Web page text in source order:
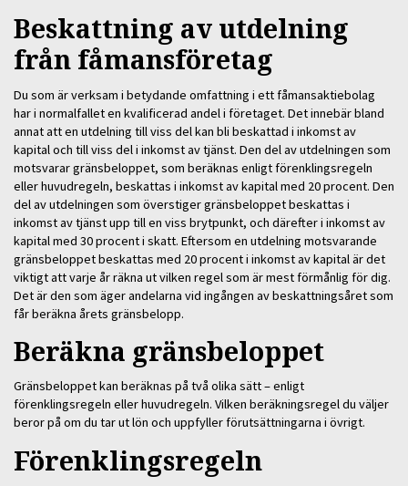
Beskattning av utdelning
från fåmansföretag
Du som är verksam i betydande omfattning i ett fåmansaktiebolag
har i normalfallet en kvalificerad andel i företaget. Det innebär bland
annat att en utdelning till viss del kan bli beskattad i inkomst av
kapital och till viss del i inkomst av tjänst. Den del av utdelningen som
motsvarar gränsbeloppet, som beräknas enligt förenklingsregeln
eller huvudregeln, beskattas i inkomst av kapital med 20 procent. Den
del av utdelningen som överstiger gränsbeloppet beskattas i
inkomst av tjänst upp till en viss brytpunkt, och därefter i inkomst av
kapital med 30 procent i skatt. Eftersom en utdelning motsvarande
gränsbeloppet beskattas med 20 procent i inkomst av kapital är det
viktigt att varje år räkna ut vilken regel som är mest förmånlig för dig.
Det är den som äger andelarna vid ingången av beskattningsåret som
får beräkna årets gränsbelopp.
Beräkna gränsbeloppet
Gränsbeloppet kan beräknas på två olika sätt – enligt
förenklingsregeln eller huvudregeln. Vilken beräkningsregel du väljer
beror på om du tar ut lön och uppfyller förutsättningarna i övrigt.
Förenklingsregeln